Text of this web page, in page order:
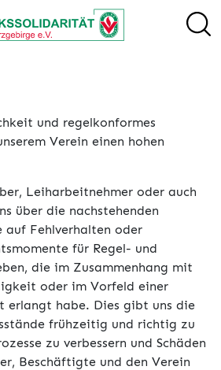
und regelkonformes
Verein einen hohen
Leiharbeitnehmer oder auch
über die nachstehenden
auf Fehlverhalten oder
für Regel- und
die im Zusammenhang mit
oder im Vorfeld einer
erlangt habe. Dies gibt uns die
frühzeitig und richtig zu
zu verbessern und Schäden
Beschäftigte und den Verein